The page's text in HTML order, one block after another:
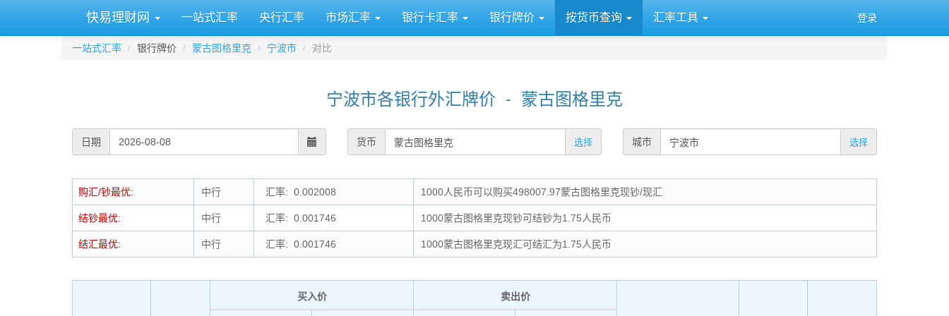
快易理财网 一站式汇率 央行汇率 市场汇率 银行卡汇率 银行牌价 按货币查询 汇率工具 登录
一站式汇率 银行牌价 蒙古图格里克 宁波市 对比
宁波市各银行外汇牌价 - 蒙古图格里克
日期 货币 选择 城市 选择
购汇/钞最优: 中行 汇率: 0.002008 1000人民币可以购买498007.97蒙古图格里克现钞/现汇
结钞最优: 中行 汇率: 0.001746 1000蒙古图格里克现钞可结钞为1.75人民币
结汇最优: 中行 汇率: 0.001746 1000蒙古图格里克现汇可结汇为1.75人民币
买入价 卖出价